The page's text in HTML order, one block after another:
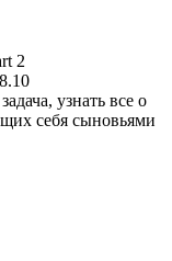
2
узнать все о
себя сыновьями